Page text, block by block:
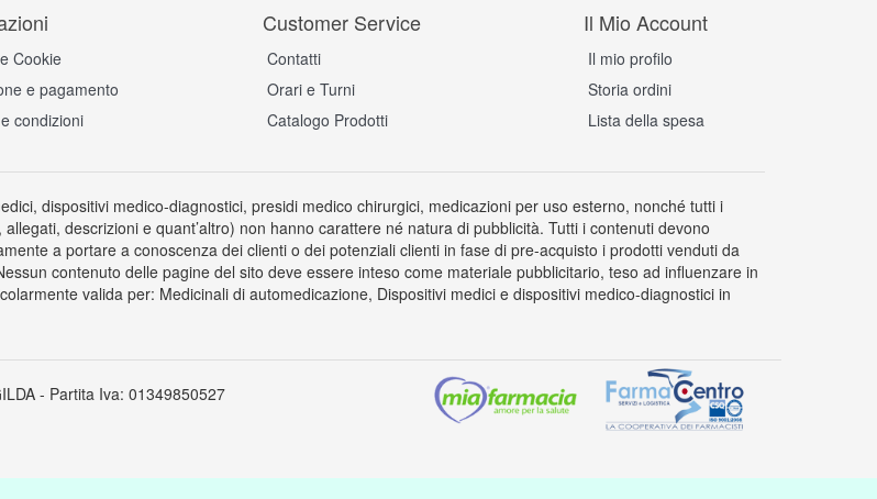
Cookie
e pagamento
condizioni
Customer Service
Contatti
Orari e Turni
Catalogo Prodotti
Il Mio Account
Il mio profilo
Storia ordini
Lista della spesa
dispositivi medico-diagnostici, presidi medico chirurgici, medicazioni per uso esterno, nonché tutti i
descrizioni e quant’altro) non hanno carattere né natura di pubblicità. Tutti i contenuti devono
a portare a conoscenza dei clienti o dei potenziali clienti in fase di pre-acquisto i prodotti venduti da
contenuto delle pagine del sito deve essere inteso come materiale pubblicitario, teso ad influenzare in
valida per: Medicinali di automedicazione, Dispositivi medici e dispositivi medico-diagnostici in
- Partita Iva: 01349850527